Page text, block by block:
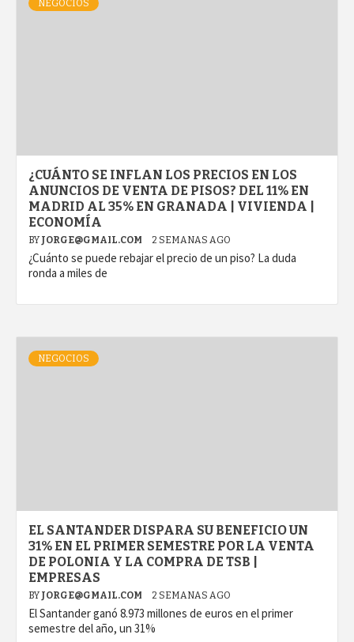
NEGOCIOS
¿CUÁNTO SE INFLAN LOS PRECIOS EN LOS
ANUNCIOS DE VENTA DE PISOS? DEL 11% EN
MADRID AL 35% EN GRANADA | VIVIENDA |
ECONOMÍA
BY JORGE@GMAIL.COM 2 SEMANAS AGO
¿Cuánto se puede rebajar el precio de un piso? La duda
ronda a miles de
NEGOCIOS
EL SANTANDER DISPARA SU BENEFICIO UN
31% EN EL PRIMER SEMESTRE POR LA VENTA
DE POLONIA Y LA COMPRA DE TSB |
EMPRESAS
BY JORGE@GMAIL.COM 2 SEMANAS AGO
El Santander ganó 8.973 millones de euros en el primer
semestre del año, un 31%